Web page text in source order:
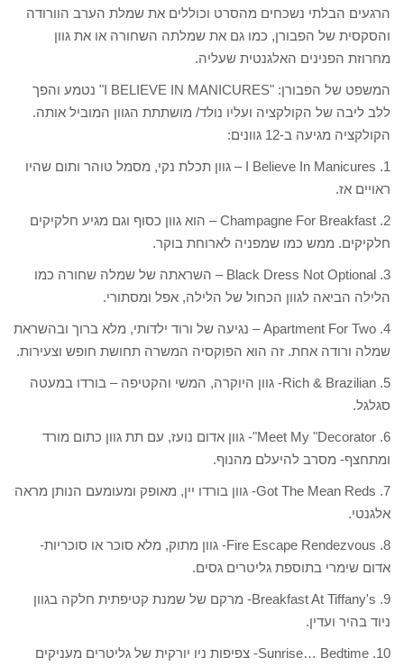
הרגעים הבלתי נשכחים מהסרט וכוללים את שמלת הערב הוורודה
והסקסית של הפבורן, כמו גם את שמלתה השחורה או את גוון
מחרוזת הפנינים האלגנטית שעליה.
המשפט של הפבורן: "I BELIEVE IN MANICURES" נטמע והפך
ללב ליבה של הקולקציה ועליו נולד/ מושתתת הגוון המוביל אותה.
הקולקציה מגיעה ב-12 גוונים:
1. I Believe In Manicures – גוון תכלת נקי, מסמל טוהר ותום שהיו
ראויים אז.
2. Champagne For Breakfast – הוא גוון כסוף וגם מגיע חלקיקים
חלקיקים. ממש כמו שמפניה לארוחת בוקר.
3. Black Dress Not Optional – השראתה של שמלה שחורה כמו
הלילה הביאה לגוון הכחול של הלילה, אפל ומסתורי.
4. Apartment For Two – נגיעה של ורוד ילדותי, מלא ברוך ובהשראת
שמלה ורודה אחת. זה הוא הפוקסיה המשרה תחושת חופש וצעירות.
5. Rich & Brazilian- גוון היוקרה, המשי והקטיפה – בורדו במעטה
סגלגל.
6. Meet My "Decorator"- גוון אדום נועז, עם תת גוון כתום מורד
ומתחצף- מסרב להיעלם מהנוף.
7. Got The Mean Reds- גוון בורדו יין, מאופק ומעומעם הנותן מראה
אלגנטי.
8. Fire Escape Rendezvous- גוון מתוק, מלא סוכר או סוכריות-
אדום שימרי בתוספת גליטרים גסים.
9. Breakfast At Tiffany's- מרקם של שמנת קטיפתית חלקה בגוון
ניוד בהיר ועדין.
10. Sunrise… Bedtime- צפיפות ניו יורקית של גליטרים מעניקים